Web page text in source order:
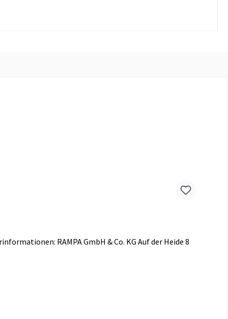
RAMPA GmbH & Co. KG Auf der Heide 8